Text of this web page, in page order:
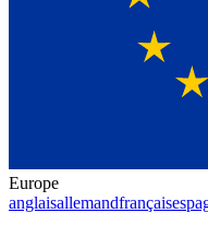
Europe
anglaisallemandfrançais